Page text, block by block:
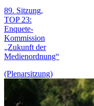
89. Sitzung,
TOP 23:
Enquete-
Kommission
„Zukunft der
Medien­ordnung“
(Plenarsitzung)